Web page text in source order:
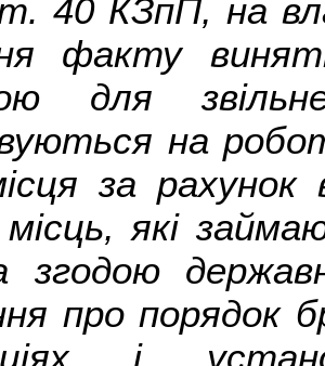
40 КЗпП, на
факту
для
на
за рахунок
які
згодою
про порядок
і